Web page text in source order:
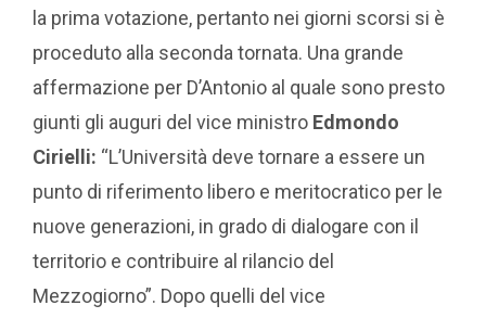
la prima votazione, pertanto nei giorni scorsi si è
proceduto alla seconda tornata. Una grande
affermazione per D’Antonio al quale sono presto
giunti gli auguri del vice ministro Edmondo
Cirielli: “L’Università deve tornare a essere un
punto di riferimento libero e meritocratico per le
nuove generazioni, in grado di dialogare con il
territorio e contribuire al rilancio del
Mezzogiorno”. Dopo quelli del vice